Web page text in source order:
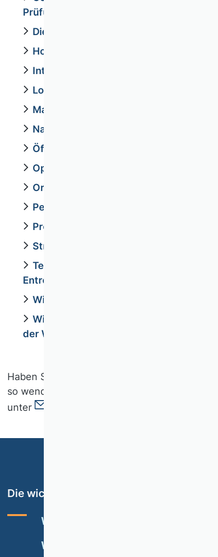
Prüfung
Dienstleistungsmanagement
Hochschulmanagement
Internationales Management
Logistik
Marketing
Nachhaltigkeitsmanagement
Öffentliche Betriebswirtschaftslehre
Operations Research
Organisation
Personal
Produktionswirtschaft
Strategisches Management
Technologie, Innovation und
Entrepreneurship
Wirtschaftsinformatik
Wissenschaftstheorie und Ethik in
der Wirtschaftswissenschaft
Haben Sie allgemeine Fragen zu den WKs,
so wenden Sie sich an die Geschäftsstelle
unter
Die wichtigsten Themen
VHB-RATING 2024
VERANSTALTUNGEN